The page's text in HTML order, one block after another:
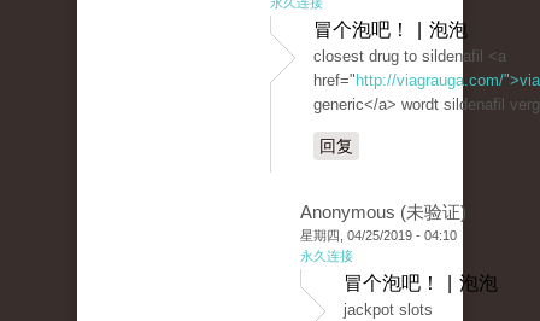
冒个泡吧！ | 泡泡
closest drug to sildenafil <a
href=" http://viagrauga.com/
generic</a> wordt sildenafil
回复
Anonymous (未验证)
星期四, 04/25/2019 - 04:10
永久连接
冒个泡吧！ | 泡泡
jackpot slots